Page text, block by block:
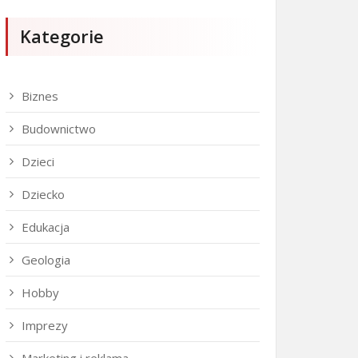
Kategorie
Biznes
Budownictwo
Dzieci
Dziecko
Edukacja
Geologia
Hobby
Imprezy